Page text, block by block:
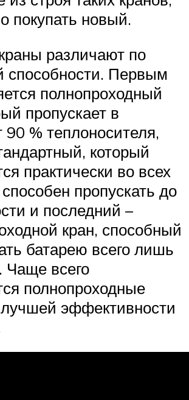
покупать новый.
различают по
способности. Первым
полнопроходный
пропускает в
90 % теплоносителя,
который
практически во всех
пропускать до
и последний –
кран, способный
батарею всего лишь
Чаще всего
полнопроходные
эффективности